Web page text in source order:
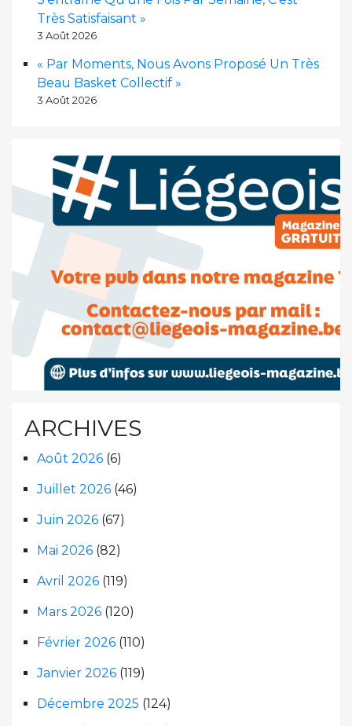
Très Satisfaisant »
3 Août 2026
« Par Moments, Nous Avons Proposé Un Très
Beau Basket Collectif »
3 Août 2026
ARCHIVES
Août 2026 (6)
Juillet 2026 (46)
Juin 2026 (67)
Mai 2026 (82)
Avril 2026 (119)
Mars 2026 (120)
Février 2026 (110)
Janvier 2026 (119)
Décembre 2025 (124)